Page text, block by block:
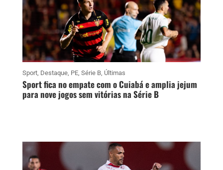
Sport, Destaque, PE, Série B, Últimas
Sport fica no empate com o Cuiabá e amplia jejum
para nove jogos sem vitórias na Série B